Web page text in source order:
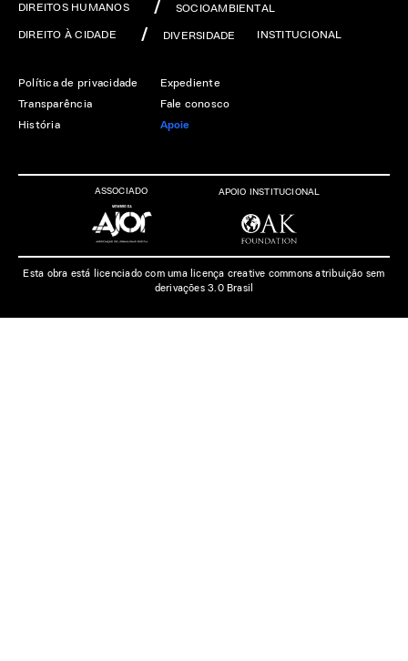
DIREITOS HUMANOS SOCIOAMBIENTAL
DIREITO À CIDADE DIVERSIDADE INSTITUCIONAL
Política de privacidade
Transparência
História
Expediente
Fale conosco
Apoie
ASSOCIADO APOIO INSTITUCIONAL
Esta obra está licenciado com uma licença creative commons atribuição sem
derivações 3.0 Brasil